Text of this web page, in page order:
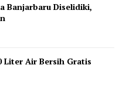
Banjarbaru Diselidiki,
Liter Air Bersih Gratis